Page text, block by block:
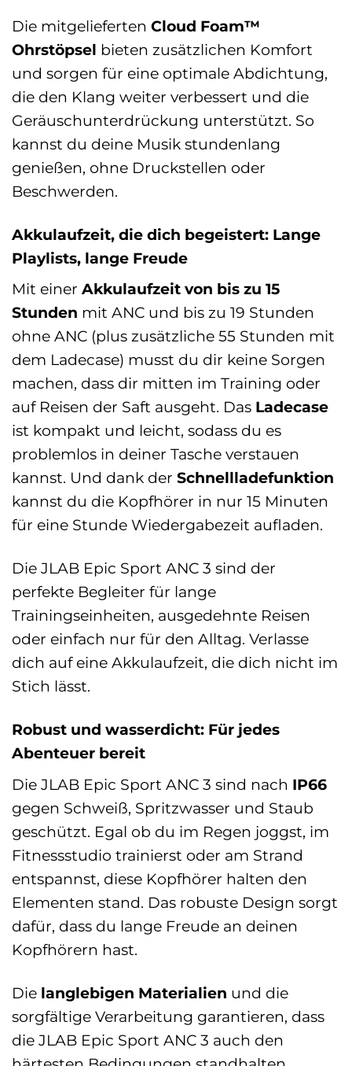
Die mitgelieferten Cloud Foam™
Ohrstöpsel bieten zusätzlichen Komfort
und sorgen für eine optimale Abdichtung,
die den Klang weiter verbessert und die
Geräuschunterdrückung unterstützt. So
kannst du deine Musik stundenlang
genießen, ohne Druckstellen oder
Beschwerden.
Akkulaufzeit, die dich begeistert: Lange
Playlists, lange Freude
Mit einer Akkulaufzeit von bis zu 15
Stunden mit ANC und bis zu 19 Stunden
ohne ANC (plus zusätzliche 55 Stunden mit
dem Ladecase) musst du dir keine Sorgen
machen, dass dir mitten im Training oder
auf Reisen der Saft ausgeht. Das Ladecase
ist kompakt und leicht, sodass du es
problemlos in deiner Tasche verstauen
kannst. Und dank der Schnellladefunktion
kannst du die Kopfhörer in nur 15 Minuten
für eine Stunde Wiedergabezeit aufladen.
Die JLAB Epic Sport ANC 3 sind der
perfekte Begleiter für lange
Trainingseinheiten, ausgedehnte Reisen
oder einfach nur für den Alltag. Verlasse
dich auf eine Akkulaufzeit, die dich nicht im
Stich lässt.
Robust und wasserdicht: Für jedes
Abenteuer bereit
Die JLAB Epic Sport ANC 3 sind nach IP66
gegen Schweiß, Spritzwasser und Staub
geschützt. Egal ob du im Regen joggst, im
Fitnessstudio trainierst oder am Strand
entspannst, diese Kopfhörer halten den
Elementen stand. Das robuste Design sorgt
dafür, dass du lange Freude an deinen
Kopfhörern hast.
Die langlebigen Materialien und die
sorgfältige Verarbeitung garantieren, dass
die JLAB Epic Sport ANC 3 auch den